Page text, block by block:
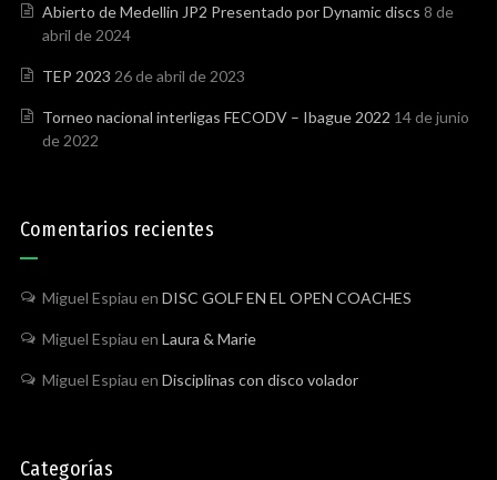
Abierto de Medellin JP2 Presentado por Dynamic discs 8 de
abril de 2024
TEP 2023 26 de abril de 2023
Torneo nacional interligas FECODV – Ibague 2022 14 de junio
de 2022
Comentarios recientes
Miguel Espiau en DISC GOLF EN EL OPEN COACHES
Miguel Espiau en Laura & Marie
Miguel Espiau en Disciplinas con disco volador
Categorías